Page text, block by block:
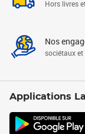
Hors livres
Nos
sociétaux
Applications